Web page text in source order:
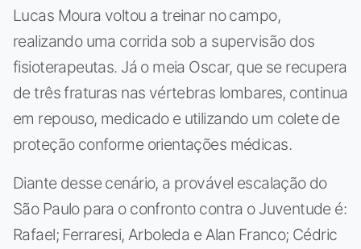
Lucas Moura voltou a treinar no campo,
realizando uma corrida sob a supervisão dos
fisioterapeutas. Já o meia Oscar, que se recupera
de três fraturas nas vértebras lombares, continua
em repouso, medicado e utilizando um colete de
proteção conforme orientações médicas.
Diante desse cenário, a provável escalação do
São Paulo para o confronto contra o Juventude é:
Rafael; Ferraresi, Arboleda e Alan Franco; Cédric